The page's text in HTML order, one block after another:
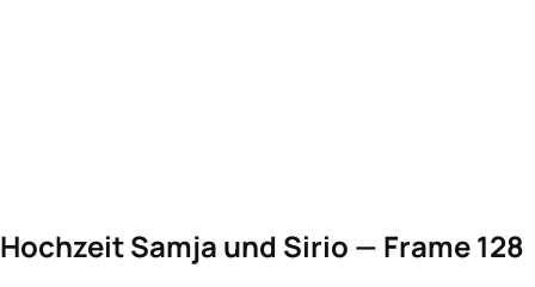
Hochzeit Samja und Sirio — Frame 128